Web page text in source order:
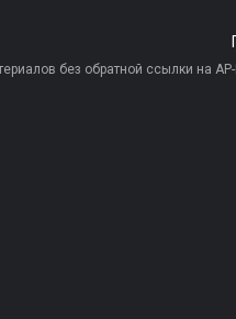
без обратной ссылки на